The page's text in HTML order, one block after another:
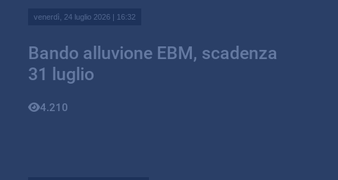
venerdì, 24 luglio 2026 | 16:32
Bando alluvione EBM, scadenza
31 luglio
4.210